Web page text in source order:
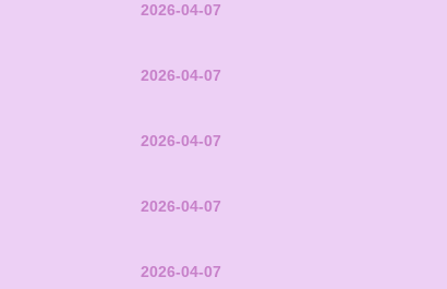
2026-04-07
2026-04-07
2026-04-07
2026-04-07
2026-04-07